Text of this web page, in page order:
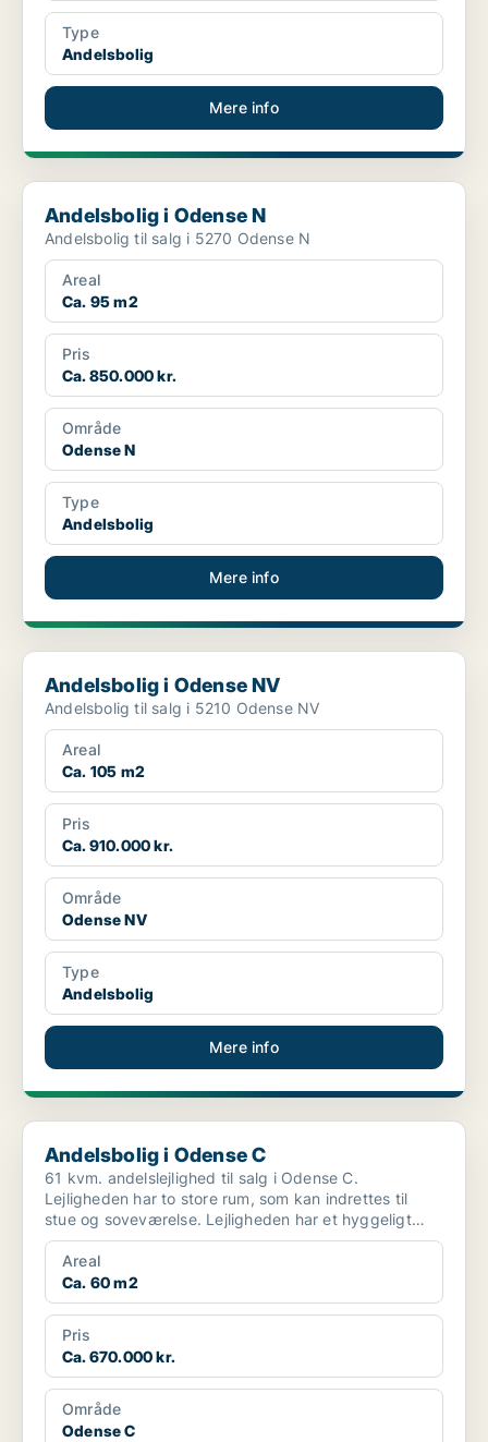
Type
Andelsbolig
Mere info
Andelsbolig i Odense N
Andelsbolig i Odense N
Andelsbolig til salg i 5270 Odense N
Areal
Ca. 95 m2
Pris
Ca. 850.000 kr.
Område
Odense N
Type
Andelsbolig
Mere info
Andelsbolig i Odense NV
Andelsbolig i Odense NV
Andelsbolig til salg i 5210 Odense NV
Areal
Ca. 105 m2
Pris
Ca. 910.000 kr.
Område
Odense NV
Type
Andelsbolig
Mere info
Andelsbolig i Odense C
Andelsbolig i Odense C
61 kvm. andelslejlighed til salg i Odense C.
Lejligheden har to store rum, som kan indrettes til
stue og soveværelse. Lejligheden har et hyggeligt
seperat kø...
Areal
Ca. 60 m2
Pris
Ca. 670.000 kr.
Område
Odense C